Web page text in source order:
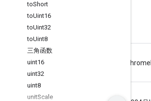
toShort
toUint16
toUint32
toUint8
三角函数
uint16
uint32
uint8
unitScale
Chrome